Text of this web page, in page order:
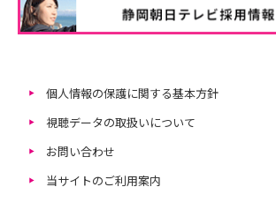
個人情報の保護に関する基本方針
視聴データの取扱いについて
お問い合わせ
当サイトのご利用案内